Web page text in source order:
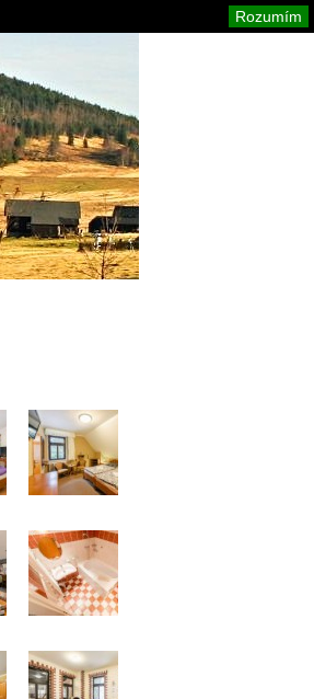
Rozumím